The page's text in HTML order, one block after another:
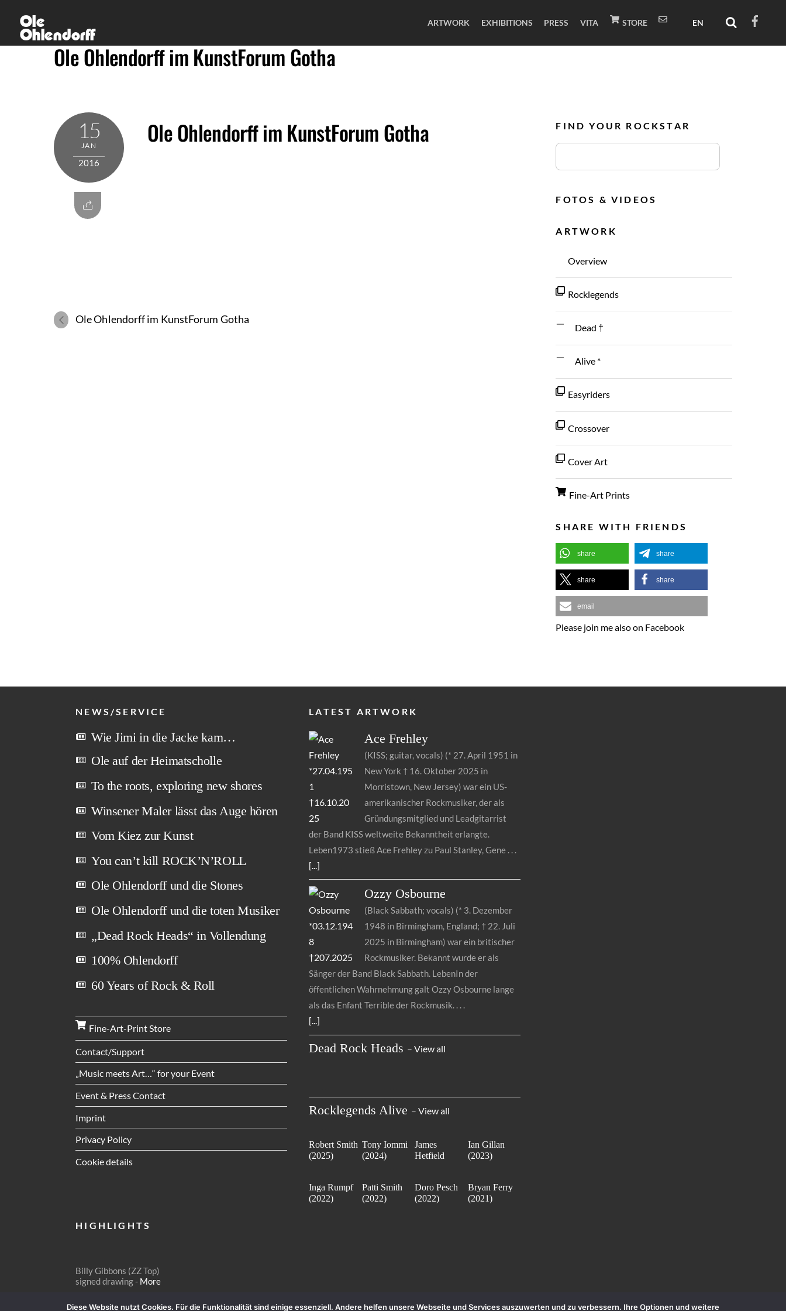
content
Ole
Ohlendorff
ARTWORK EXHIBITIONS PRESS VITA STORE
Ole Ohlendorff im KunstForum Gotha
15
JAN
2016
Ole Ohlendorff im KunstForum Gotha
Ole Ohlendorff im KunstForum Gotha
FIND YOUR ROCKSTAR
FOTOS & VIDEOS
ARTWORK
Overview
Rocklegends
Dead †
Alive *
Easyriders
Crossover
Cover Art
Fine-Art Prints
SHARE WITH FRIENDS
share share
share share
email
Please join me also on Facebook
NEWS/SERVICE
Wie Jimi in die Jacke kam…
Ole auf der Heimatscholle
To the roots, exploring new shores
Winsener Maler lässt das Auge hören
Vom Kiez zur Kunst
You can’t kill ROCK’N’ROLL
Ole Ohlendorff und die Stones
Ole Ohlendorff und die toten Musiker
„Dead Rock Heads“ in Vollendung
100% Ohlendorff
60 Years of Rock & Roll
Fine-Art-Print Store
Contact/Support
„Music meets Art…“ for your Event
Event & Press Contact
Imprint
Privacy Policy
Cookie details
LATEST ARTWORK
AceFrehley
(KISS; guitar, vocals) (* 27. April 1951 in
New York † 16. Oktober 2025 in
Morristown, New Jersey) war ein US-
amerikanischer Rockmusiker, der als
Gründungsmitglied und Leadgitarrist
der Band KISS weltweite Bekanntheit erlangte.
Leben1973 stieß Ace Frehley zu Paul Stanley, Gene
[...]
Ozzy Osbourne
(Black Sabbath; vocals) (* 3. Dezember
1948 in Birmingham, England; † 22. Juli
2025 in Birmingham) war ein britischer
Rockmusiker. Bekannt wurde er als
Sänger der Band Black Sabbath. LebenIn der
öffentlichen Wahrnehmung galt Ozzy Osbourne lange
als das Enfant Terrible der Rockmusik.
[...]
Dead Rock Heads –View all
Rocklegends Alive –View all
Robert Smith
(2025)
Tony Iommi
(2024)
James
Hetfield
Ian Gillan
(2023)
Inga Rumpf
(2022)
Patti Smith
(2022)
Doro Pesch
(2022)
Bryan Ferry
(2021)
HIGHLIGHTS
Billy Gibbons (ZZ Top)
signed drawing - More
Diese Website nutzt Cookies. Für die Funktionalität sind einige essenziell. Andere helfen unsere Webseite und Services auszuwerten und zu verbessern. Ihre Optionen und weitere